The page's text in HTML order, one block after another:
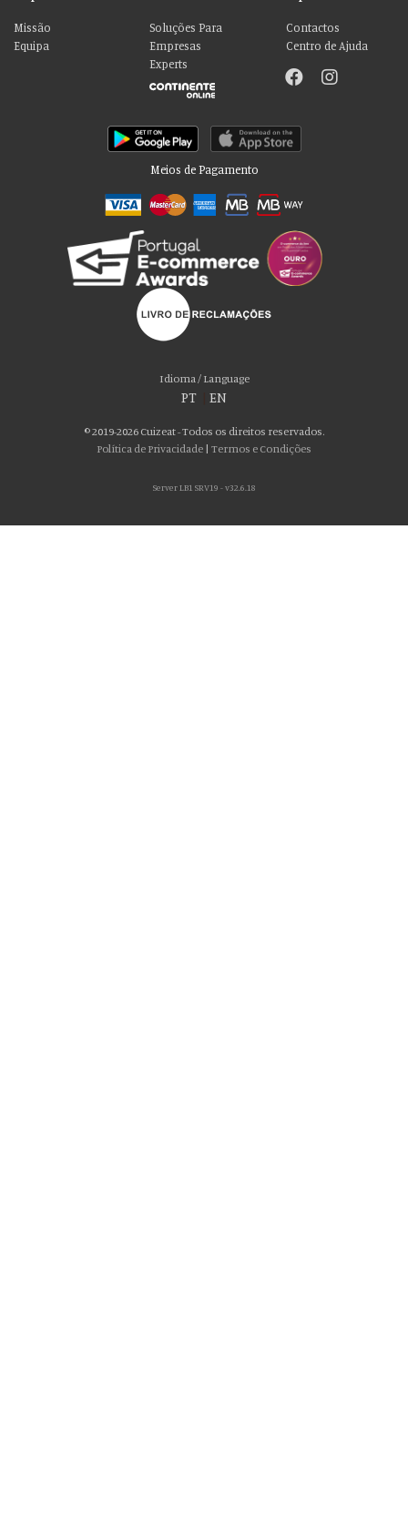
Missão
Equipa
Soluções Para
Empresas
Experts
Contactos
Centro de Ajuda
Meios de Pagamento
Idioma / Language
PT EN
© 2019-2026 Cuizeat - Todos os direitos reservados.
Política de Privacidade | Termos e Condições
Server LB1 SRV19 - v32.6.18